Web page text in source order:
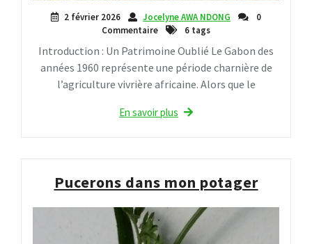
2 février 2026 Jocelyne AWA NDONG
0
Commentaire
6 tags
Introduction : Un Patrimoine Oublié Le Gabon des
années 1960 représente une période charnière de
l’agriculture vivrière africaine. Alors que le
En savoir plus
Pucerons dans mon potager